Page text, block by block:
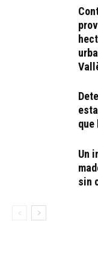
que
Un
sin